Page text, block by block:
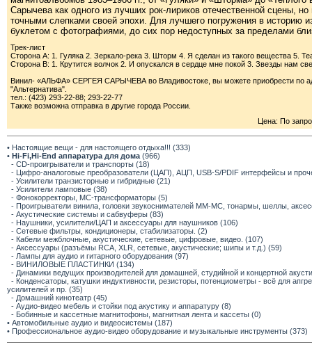
Сарычева как одного из лучших рок-лириков отечественной сцены,
точными слепками своей эпохи. Для лучшего погружения в историю
буклетом с фотографиями, до сих пор недоступных за пределами
Трек-лист
Сторона A: 1. Гуляка 2. Зеркало-река 3. Шторм 4. Я сделан из такого вещества 5.
Сторона B: 1. Крутится волчок 2. И опускался в сердце мне покой 3. Звезды нам
Винил- «АЛЬФА» СЕРГЕЯ САРЫЧЕВА во Владивостоке, вы можете приобрести по
"Альтернатива".
тел.: (423) 293-22-88; 293-22-77
Также возможна отправка в другие города России.
Цена: По
• Настоящие вещи - для настоящего отдыха!!! (333)
• Hi-Fi,Hi-End аппаратура для дома (966)
- CD-проигрыватели и транспорты (18)
- Цифро-аналоговые преобразователи (ЦАП), АЦП, USB-S/PDIF интерфейсы и
- Усилители транзисторные и гибридные (21)
- Усилители ламповые (38)
- Фонокорректоры, МС-трансформаторы (5)
- Проигрыватели винила, головки звукоснимателей ММ-МС, тонармы, шеллы,
- Акустические системы и сабвуферы (83)
- Наушники, усилители/ЦАП и аксессуары для наушников (106)
- Сетевые фильтры, кондиционеры, стабилизаторы. (2)
- Кабели межблочные, акустические, сетевые, цифровые, видео. (107)
- Аксессуары (разъёмы RCA, XLR, сетевые, акустические; шипы и т.д.) (59)
- Лампы для аудио и гитарного оборудования (97)
- ВИНИЛОВЫЕ ПЛАСТИНКИ (134)
- Динамики ведущих производителей для домашней, студийной и концертной
- Конденсаторы, катушки индуктивности, резисторы, потенциометры - всё для
усилителей и пр. (35)
- Домашний кинотеатр (45)
- Аудио-видео мебель и стойки под акустику и аппаратуру (8)
- Бобинные и кассетные магнитофоны, магнитная лента и кассеты (0)
• Автомобильные аудио и видеосистемы (187)
• Профессиональное аудио-видео оборудование и музыкальные инструменты (373)